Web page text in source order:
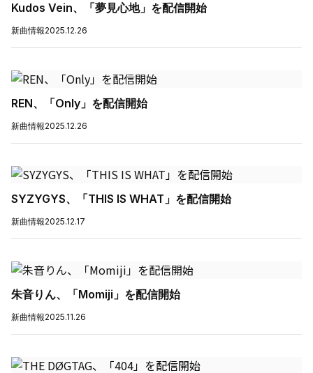
Kudos Vein、「夢見心地」を配信開始
新曲情報2025.12.26
REN、「Only」を配信開始
新曲情報2025.12.26
SYZYGYS、「THIS IS WHAT」を配信開始
新曲情報2025.12.17
朱音りん、「Momiji」を配信開始
新曲情報2025.11.26